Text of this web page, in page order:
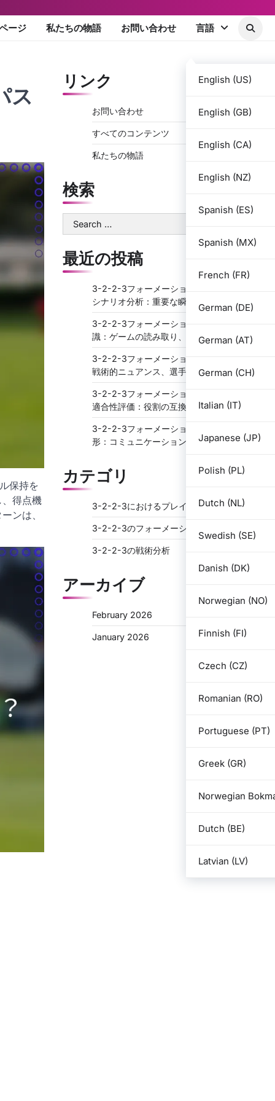
ージ 私たちの物語 お問い合わせ 言語
English (US)
English (GB)
English (CA)
English (NZ)
Spanish (ES)
Spanish (MX)
French (FR)
German (DE)
German (AT)
German (CH)
Italian (IT)
Japanese (JP)
Polish (PL)
Dutch (NL)
Swedish (SE)
Danish (DK)
Norwegian (NO)
Finnish (FI)
Czech (CZ)
Romanian (RO)
Portuguese (PT)
Greek (GR)
Norwegian
Dutch (BE)
Latvian (LV)
ス
保持を
得点機
ンは、
リンク
お問い合わせ
すべてのコンテンツ
私たちの物語
検索
Search
for:
最近の投稿
3-2-2-3フォーメーションにおけるゲーム
シナリオ分析：重要な瞬間、意思決定
3-2-2-3フォーメーションにおける状況認
識：ゲームの読み取り、予測
3-2-2-3フォーメーションの強みと弱み：
戦術的ニュアンス、選手間の相互作用
3-2-2-3フォーメーションにおける選手の
適合性評価：役割の互換性、構造
3-2-2-3フォーメーションにおける守備の
形：コミュニケーション、ランナーの追跡
カテゴリ
3-2-2-3におけるプレイヤーの役割
3-2-2-3のフォーメーション戦略
3-2-2-3の戦術分析
アーカイブ
February 2026
January 2026